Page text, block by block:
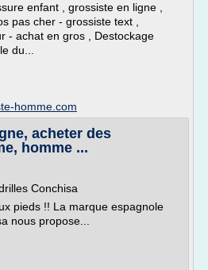
enfant , grossiste en ligne ,
pas cher - grossiste text ,
- achat en gros , Destockage
du...
homme.com
acheter des
homme ...
Conchisa
pieds !! La marque espagnole
nous propose...